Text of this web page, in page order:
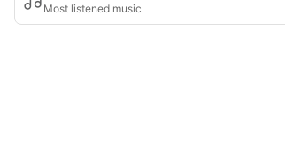
Most listened music